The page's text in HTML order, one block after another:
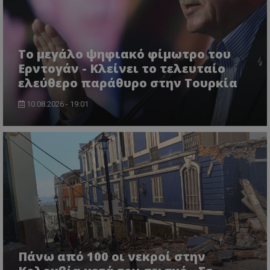
Το μεγάλο ψηφιακό φίμωτρο του
Ερντογάν - Κλείνει το τελευταίο
ελεύθερο παράθυρο στην Τουρκία
10.08.2026 - 19:01
Πάνω από 100 οι νεκροί στην
Microsoft Corporation
VISITOR_PRIVACY_METADATA
YouTube
.youtube.com